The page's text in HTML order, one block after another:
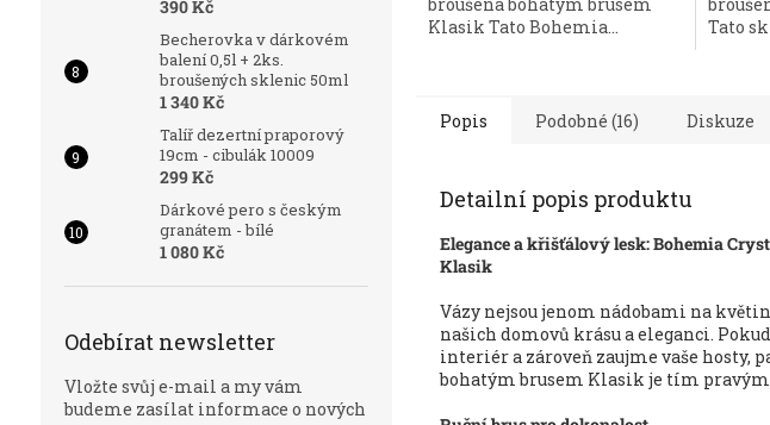
390 Kč
Becherovka v dárkovém
balení 0,5l + 2ks.
broušených sklenic 50ml
1 340 Kč
Talíř dezertní praporový
19cm - cibulák 10009
299 Kč
Dárkové pero s českým
granátem - bílé
1 080 Kč
Odebírat newsletter
Vložte svůj e-mail a my vám
budeme zasílat informace o nových
broušená bohatým brusem
Klasik Tato Bohemia...
Tato
Popis Podobné (16) Diskuze
Detailní popis produktu
Elegance a křišťálový lesk: Bohemia
Klasik
Vázy nejsou jenom nádobami na
našich domovů krásu a eleganci.
interiér a zároveň zaujme vaše hosty,
bohatým brusem Klasik je tím pravým